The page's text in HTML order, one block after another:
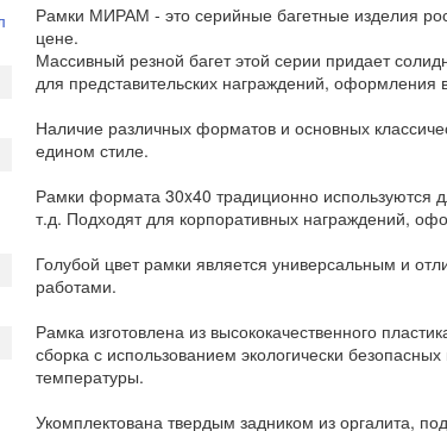
Рамки МИРАМ - это серийные багетные изделия
цене.
Массивный резной багет этой серии придает
для представительских награждений,
Наличие различных форматов и основных
едином стиле.
Рамки формата 30x40 традиционно используются
т.д. Подходят для корпоративных награждений,
Голубой цвет рамки является универсальным и
работами.
Рамка изготовлена из высококачественного
сборка с использованием экологически
температуры.
Укомплектована твердым задником из оргалита,